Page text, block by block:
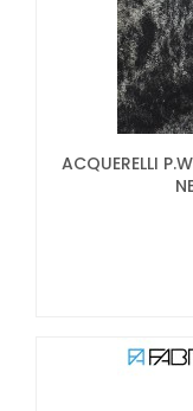
ACQUERELLI